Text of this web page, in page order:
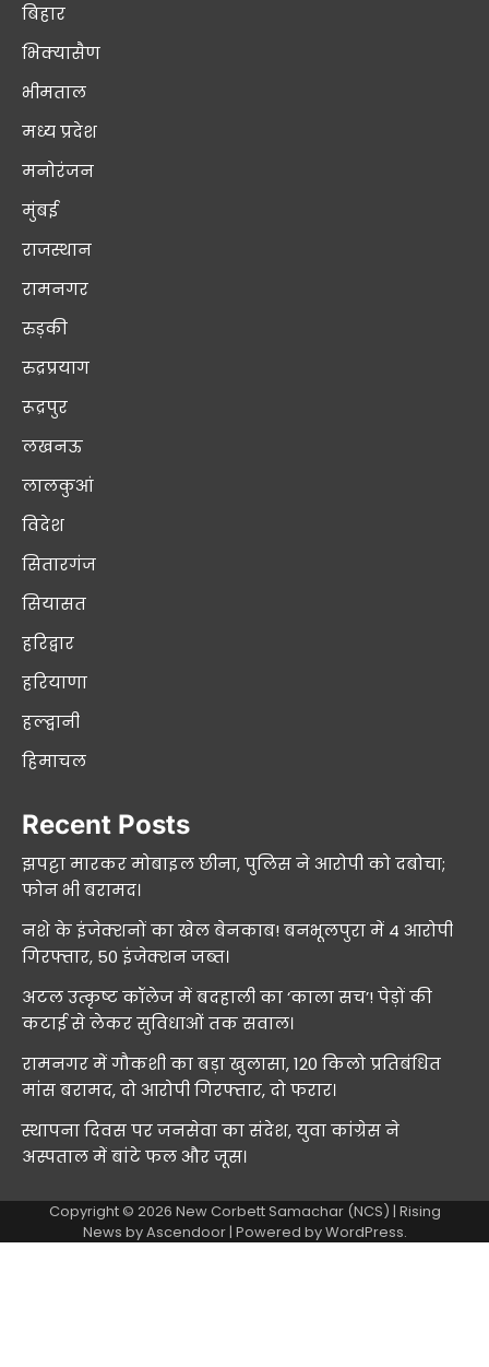
बिहार
भिक्यासैण
भीमताल
मध्य प्रदेश
मनोरंजन
मुंबई
राजस्थान
रामनगर
रुड़की
रुद्रप्रयाग
रूद्रपुर
लखनऊ
लालकुआं
विदेश
सितारगंज
सियासत
हरिद्वार
हरियाणा
हल्द्वानी
हिमाचल
Recent Posts
झपट्टा मारकर मोबाइल छीना, पुलिस ने आरोपी को दबोचा;
फोन भी बरामद।
नशे के इंजेक्शनों का खेल बेनकाब! बनभूलपुरा में 4 आरोपी
गिरफ्तार, 50 इंजेक्शन जब्त।
अटल उत्कृष्ट कॉलेज में बदहाली का ‘काला सच’! पेड़ों की
कटाई से लेकर सुविधाओं तक सवाल।
रामनगर में गौकशी का बड़ा खुलासा, 120 किलो प्रतिबंधित
मांस बरामद, दो आरोपी गिरफ्तार, दो फरार।
स्थापना दिवस पर जनसेवा का संदेश, युवा कांग्रेस ने
अस्पताल में बांटे फल और जूस।
Copyright © 2026 New Corbett Samachar (NCS) | Rising
News byAscendoor| Powered byWordPress.